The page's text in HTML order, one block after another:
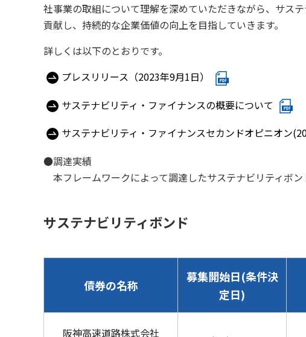
社事業の取組について理解を深めていただきながら、サス
貢献し、持続的な企業価値の向上を目指していきます。
詳しくは以下のとおりです。
プレスリリース（2023年9月1日）
サステナビリティ・ファイナンスの概要について
サステナビリティ・ファイナンスセカンドオピニオン
●調達実績
本フレームワークによって調達したサステナビリティボ
サステナビリティボンド
債券の名称
募集開始日(条件決
定日)
阪神高速道路株式会社